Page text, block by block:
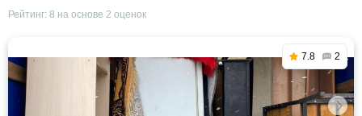
Рейтинг: 8 на основе 2 оценок
7.8 2